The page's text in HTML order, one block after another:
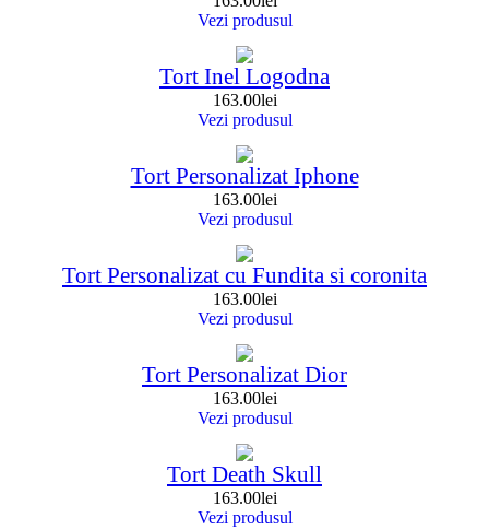
Vezi produsul
Tort Inel Logodna
163.00lei
Vezi produsul
Tort Personalizat Iphone
163.00lei
Vezi produsul
Tort Personalizat cu Fundita si coronita
163.00lei
Vezi produsul
Tort Personalizat Dior
163.00lei
Vezi produsul
Tort Death Skull
163.00lei
Vezi produsul